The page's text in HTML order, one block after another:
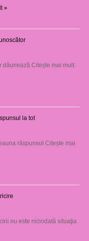
»
dăunează Citește mai mult
la tot
răspunsul Citește mai
nu este niciodată situaţia